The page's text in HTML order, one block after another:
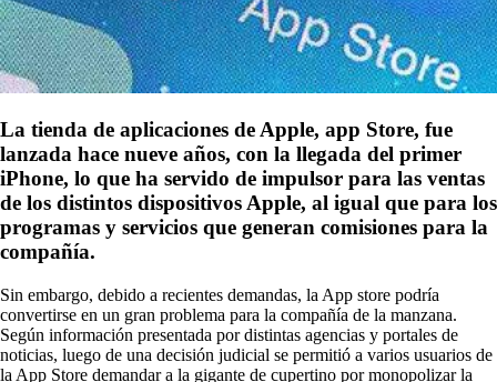
La tienda de aplicaciones de Apple, app Store, fue
lanzada hace nueve años, con la llegada del primer
iPhone, lo que ha servido de impulsor para las ventas
de los distintos dispositivos Apple, al igual que para los
programas y servicios que generan comisiones para la
compañía.
Sin embargo, debido a recientes demandas, la App store podría
convertirse en un gran problema para la compañía de la manzana.
Según información presentada por distintas agencias y portales de
noticias, luego de una decisión judicial se permitió a varios usuarios de
la App Store demandar a la gigante de cupertino por monopolizar la